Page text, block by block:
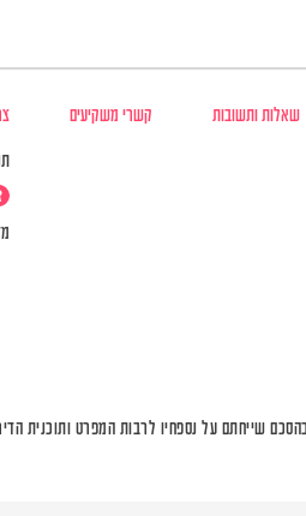
שאלות ותשובות קשרי משקיעים
שייחתם על נספחיו לרבות המפרט ותוכנית